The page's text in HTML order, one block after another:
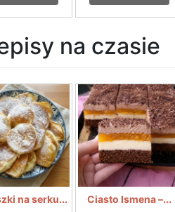
na czasie
na serku... Ciasto Ismena –...